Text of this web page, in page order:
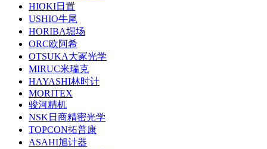
HIOKI日置
USHIO牛尾
HORIBA堀场
ORC欧阿希
OTSUKA大冢光学
MIRUC米瑞克
HAYASHI林时计
MORITEX
骏河精机
NSK日商精密光学
TOPCON拓普康
ASAHI旭计器